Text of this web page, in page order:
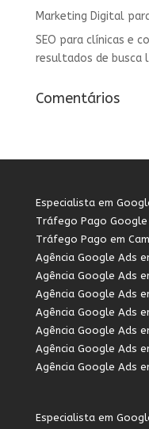
Marketing Digital
SEO para clínicas e
resultados de busca
Comentários
Especialista em
Tráfego Pago Google
Tráfego Pago em
Agência Google Ads
Agência Google Ads
Agência Google Ads
Agência Google Ads
Agência Google Ads
Agência Google Ads
Agência Google Ads
Especialista em